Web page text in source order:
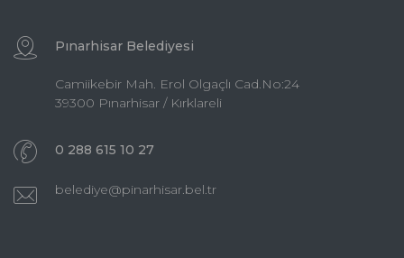
Pınarhisar Belediyesi
Camiikebir Mah. Erol Olgaçlı Cad.No:24
39300 Pınarhisar / Kırklareli
0 288 615 10 27
belediye@pinarhisar.bel.tr